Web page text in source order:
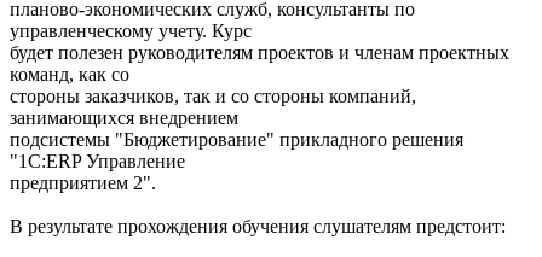
планово-экономических служб, консультанты по
управленческому учету. Курс
будет полезен руководителям проектов и членам проектных
команд, как со
стороны заказчиков, так и со стороны компаний,
занимающихся внедрением
подсистемы "Бюджетирование" прикладного решения
"1С:ERP Управление
предприятием 2".
В результате прохождения обучения слушателям предстоит: